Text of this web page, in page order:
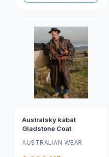
Australský kabát
Gladstone Coat
AUSTRALIAN WEAR